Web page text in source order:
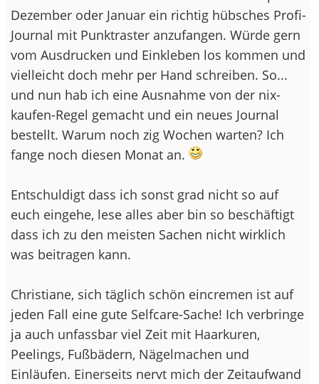
Dezember oder Januar ein richtig hübsches Profi-
Journal mit Punktraster anzufangen. Würde gern
vom Ausdrucken und Einkleben los kommen und
vielleicht doch mehr per Hand schreiben. So...
und nun hab ich eine Ausnahme von der nix-
kaufen-Regel gemacht und ein neues Journal
bestellt. Warum noch zig Wochen warten? Ich
fange noch diesen Monat an.
Entschuldigt dass ich sonst grad nicht so auf
euch eingehe, lese alles aber bin so beschäftigt
dass ich zu den meisten Sachen nicht wirklich
was beitragen kann.
Christiane, sich täglich schön eincremen ist auf
jeden Fall eine gute Selfcare-Sache! Ich verbringe
ja auch unfassbar viel Zeit mit Haarkuren,
Peelings, Fußbädern, Nägelmachen und
Einläufen. Einerseits nervt mich der Zeitaufwand